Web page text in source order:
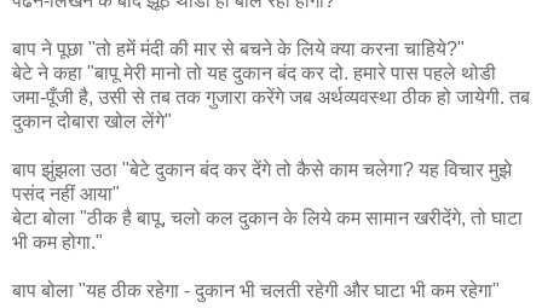
बाप ने पूछा "तो हमें मंदी की मार से बचने के लिये क्या करना चाहिये?"
बेटे ने कहा "बापू मेरी मानो तो यह दुकान बंद कर दो. हमारे पास पहले थोडी
जमा-पूँजी है, उसी से तब तक गुजारा करेंगे जब अर्थव्यवस्था ठीक हो जायेगी. तब
दुकान दोबारा खोल लेंगे"
बाप झुंझला उठा "बेटे दुकान बंद कर देंगे तो कैसे काम चलेगा? यह विचार मुझे
पसंद नहीं आया"
बेटा बोला "ठीक है बापू, चलो कल दुकान के लिये कम सामान खरीदेंगे, तो घाटा
भी कम होगा."
बाप बोला "यह ठीक रहेगा - दुकान भी चलती रहेगी और घाटा भी कम रहेगा"